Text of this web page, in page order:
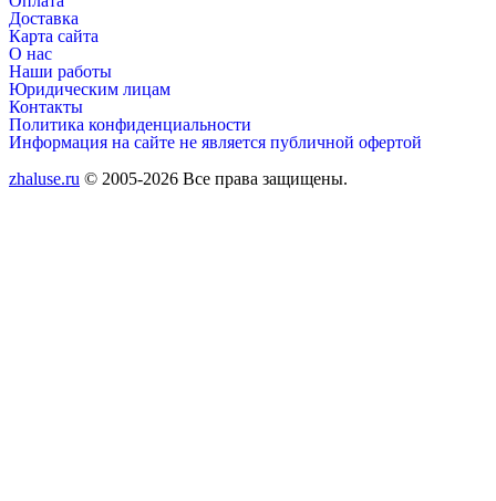
Доставка
Карта сайта
О нас
Наши работы
Юридическим лицам
Контакты
Политика конфиденциальности
Информация на сайте не является публичной офертой
zhaluse.ru © 2005-2026 Все права защищены.